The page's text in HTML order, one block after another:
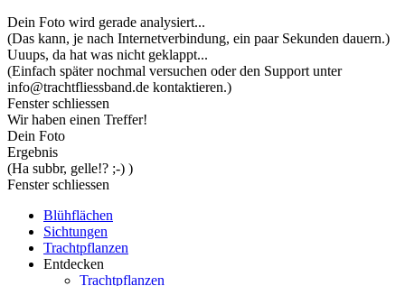
Dein Foto wird gerade analysiert...
(Das kann, je nach Internetverbindung, ein paar Sekunden dauern.)
Uuups, da hat was nicht geklappt...
(Einfach später nochmal versuchen oder den Support unter
info@trachtfliessband.de kontaktieren.)
Fenster schliessen
Wir haben einen Treffer!
Dein Foto
Ergebnis
(Ha subbr, gelle!? ;-) )
Fenster schliessen
Blühflächen
Sichtungen
Trachtpflanzen
Entdecken
Trachtpflanzen